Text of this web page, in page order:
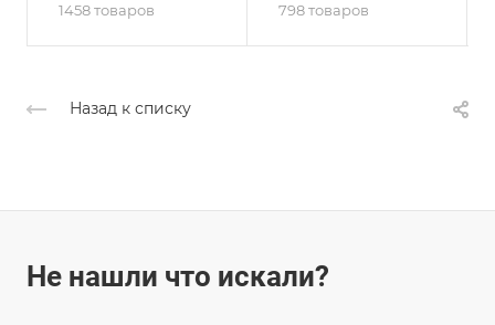
1458 товаров 798 товаров
Назад к списку
Не нашли что искали?